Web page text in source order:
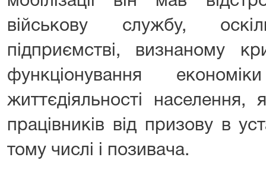
військову службу,
підприємстві, визнаному
функціонування
життєдіяльності населення,
працівників від призову в
тому числі і позивача.